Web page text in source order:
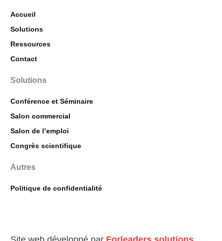
Accueil
Solutions
Ressources
Contact
Solutions
Conférence et Séminaire
Salon commercial
Salon de l’emploi
Congrès scientifique
Autres
Politique de confidentialité